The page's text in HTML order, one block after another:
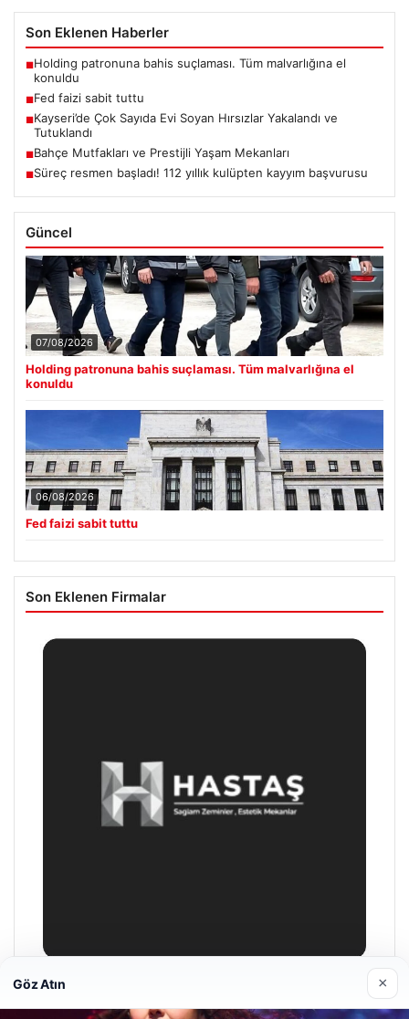
Son Eklenen Haberler
■Holding patronuna bahis suçlaması. Tüm malvarlığına el
konuldu
■Fed faizi sabit tuttu
■Kayseri’de Çok Sayıda Evi Soyan Hırsızlar Yakalandı ve
Tutuklandı
■Bahçe Mutfakları ve Prestijli Yaşam Mekanları
■Süreç resmen başladı! 112 yıllık kulüpten kayyım başvurusu
Güncel
07/08/2026
Holding patronuna bahis suçlaması. Tüm malvarlığına el
konuldu
06/08/2026
Fed faizi sabit tuttu
Son Eklenen Firmalar
Göz Atın ×